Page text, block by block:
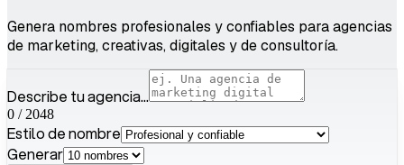
Genera nombres profesionales y confiables para agencias
de marketing, creativas, digitales y de consultoría.
Describe tu agencia...
0 / 2048
Estilo de nombre
Generar